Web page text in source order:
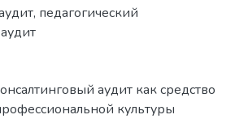
, педагогический
аудит как средство
культуры